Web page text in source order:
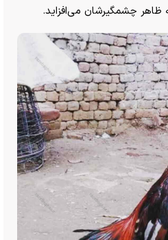
ظاهر چشمگیرشان می‌افزاید.